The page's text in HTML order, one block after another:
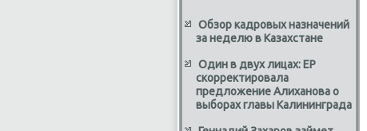
Обзор кадровых назначений
за неделю в Казахстане
Один в двух лицах: ЕР
скорректировала
предложение Алиханова о
выборах главы Калининграда